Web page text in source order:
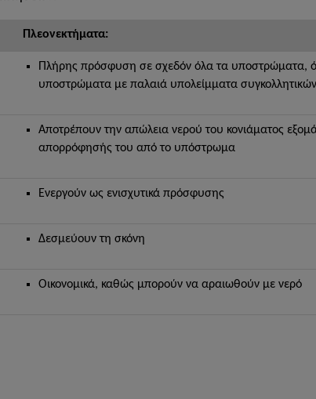
Πλεονεκτήματα:
Πλήρης πρόσφυση σε σχεδόν όλα τα υποστρώματα,
υποστρώματα με παλαιά υπολείμματα συγκολλητικών
Αποτρέπουν την απώλεια νερού του κονιάματος
απορρόφησής του από το υπόστρωμα
Ενεργούν ως ενισχυτικά πρόσφυσης
Δεσμεύουν τη σκόνη
Οικονομικά, καθώς μπορούν να αραιωθούν με νερό